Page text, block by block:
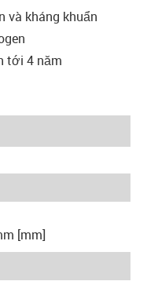
và kháng khuẩn
tới 4 năm
[mm]